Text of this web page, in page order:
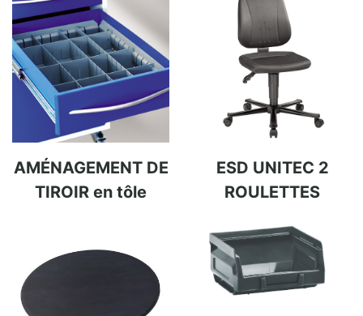
AMÉNAGEMENT DE
TIROIR en tôle
ESD UNITEC 2
ROULETTES